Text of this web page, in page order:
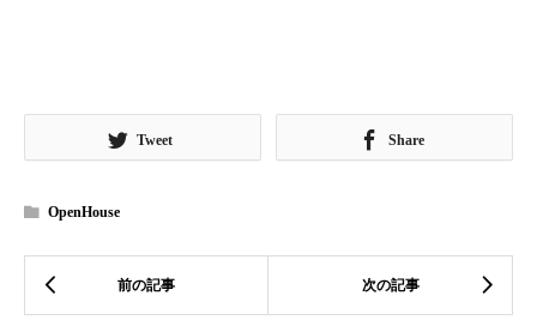
Tweet Share
OpenHouse